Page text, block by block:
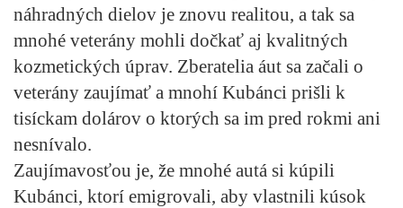
náhradných dielov je znovu realitou, a tak sa
mnohé veterány mohli dočkať aj kvalitných
kozmetických úprav. Zberatelia áut sa začali o
veterány zaujímať a mnohí Kubánci prišli k
tisíckam dolárov o ktorých sa im pred rokmi ani
nesnívalo.
Zaujímavosťou je, že mnohé autá si kúpili
Kubánci, ktorí emigrovali, aby vlastnili kúsok